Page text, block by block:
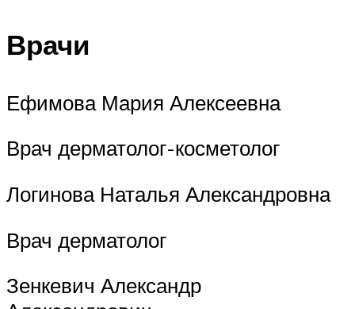
Врачи
Ефимова Мария Алексеевна
Врач дерматолог-косметолог
Логинова Наталья Александровна
Врач дерматолог
Зенкевич Александр